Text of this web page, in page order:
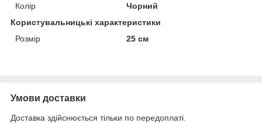
Колір
Чорний
Користувальницькі характеристики
Розмір
25 см
Умови доставки
Доставка здійснюється тільки по передоплаті.